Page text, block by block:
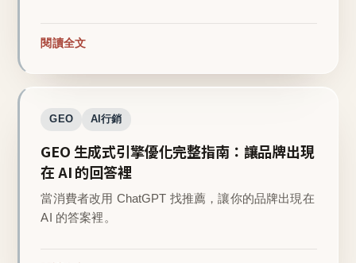
閱讀全文
GEO AI行銷
GEO 生成式引擎優化完整指南：讓品牌出現
在 AI 的回答裡
當消費者改用 ChatGPT 找推薦，讓你的品牌出現在
AI 的答案裡。